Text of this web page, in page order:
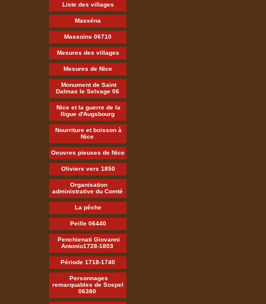
Liste des villages
Masséna
Massoins 06710
Mesures des villages
Mesures de Nice
Monument de Saint
Dalmas le Selvage 06
Nice et la guerre de la
lligue d'Augsbourg
Nourriture et boisson à
Nice
Oeuvres pieuses de Nice
Oliviers vers 1850
Organisation
administrative du Comté
La pêche
Peille 06440
Penchienati Giovanni
Antonio1728-1803
Période 1718-1740
Personnages
remarquables de Sospel
06380